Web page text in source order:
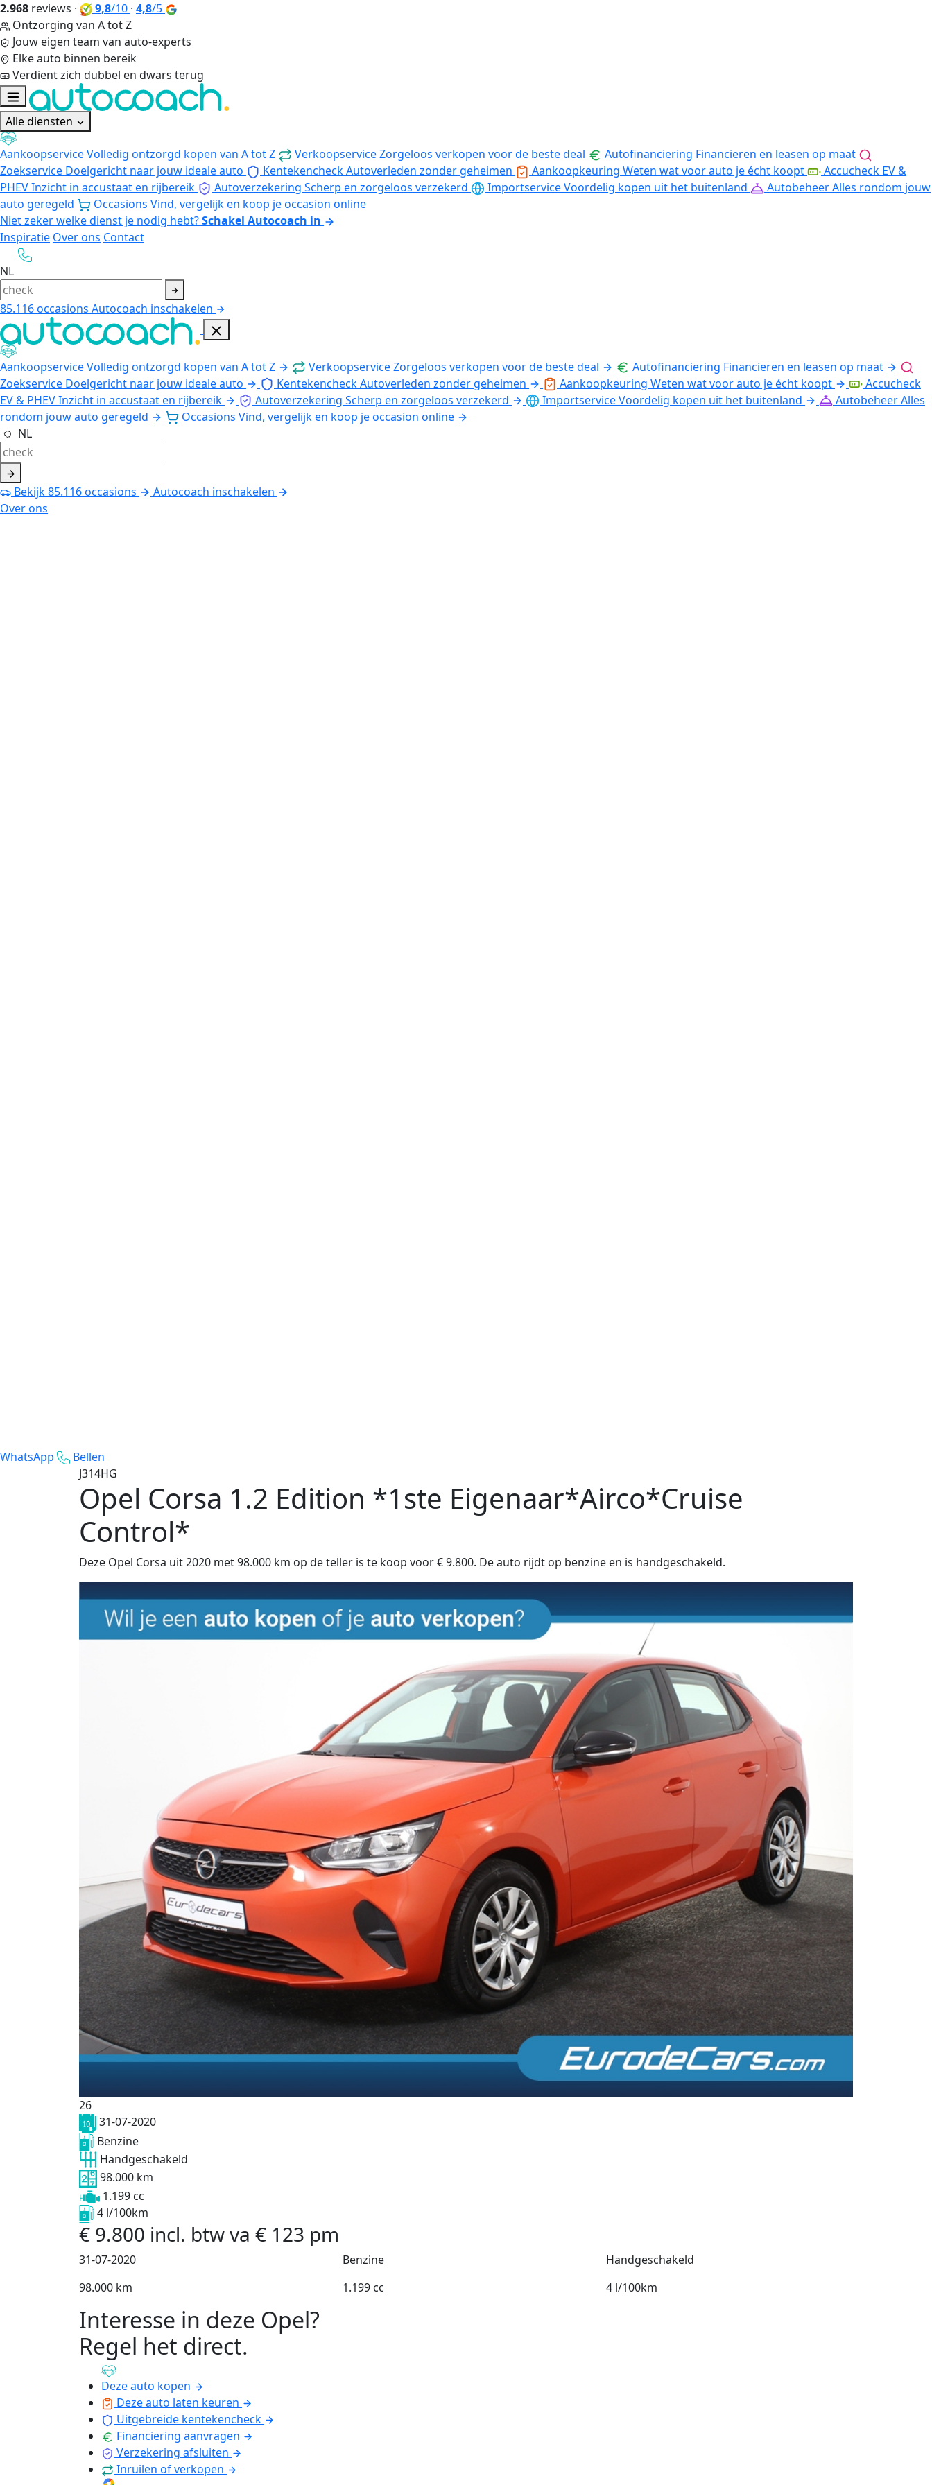
2.968 reviews · 9,8/10 · 4,8/5
Ontzorging van A tot Z
Jouw eigen team van auto-experts
Elke auto binnen bereik
Verdient zich dubbel en dwars terug
Alle diensten
AankoopserviceVolledig ontzorgd kopen van A tot Z VerkoopserviceZorgeloos verkopen voor de beste deal Autofinanciering Financieren en leasen op maat
Zoekservice Doelgericht naar jouw ideale auto KentekencheckAutoverleden zonder geheimen Aankoopkeuring Weten wat voor auto je écht koopt
Accucheck EV &
PHEVInzicht in accustaat en rijbereik Autoverzekering Scherp en zorgeloos verzekerd ImportserviceVoordelig kopen uit het buitenland AutobeheerAlles rondom jouw
auto geregeld
Occasions Vind, vergelijk en koop je occasion online
Niet zeker welke dienst je nodig hebt?Schakel Autocoach in
Inspiratie Over ons Contact
NL
85.116occasions Autocoach inschakelen
AankoopserviceVolledig ontzorgd kopen van A tot Z VerkoopserviceZorgeloos verkopen voor de beste deal Autofinanciering Financieren en leasen op maat
Zoekservice Doelgericht naar jouw ideale auto KentekencheckAutoverleden zonder geheimen Aankoopkeuring Weten wat voor auto je écht koopt
Accucheck
EV & PHEVInzicht in accustaat en rijbereik Autoverzekering Scherp en zorgeloos verzekerd ImportserviceVoordelig kopen uit het buitenland AutobeheerAlles
rondom jouw auto geregeld
Occasions Vind, vergelijk en koop je occasion online
NL
Bekijk85.116occasions
Autocoach inschakelen
Over ons
WhatsApp
Bellen
J314HG
Opel Corsa 1.2 Edition *1ste Eigenaar*Airco*Cruise
Control*
Deze Opel Corsa uit 2020 met 98.000 km op de teller is te koop voor € 9.800. De auto rijdt op benzine en is handgeschakeld.
26
31-07-2020
Benzine
Handgeschakeld
98.000 km
1.199 cc
4 l/100km
€ 9.800 incl. btwva € 123 pm
31-07-2020 Benzine
Handgeschakeld
98.000 km
1.199 cc 4 l/100km
Interesse in deze Opel?
Regel het direct.
Deze auto kopen
Deze auto laten keuren
Uitgebreide kentekencheck
Financiering aanvragen
Verzekering afsluiten
Inruilen of verkopen